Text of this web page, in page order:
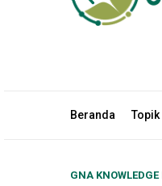
Beranda Topik
GNA KNOWLEDGE